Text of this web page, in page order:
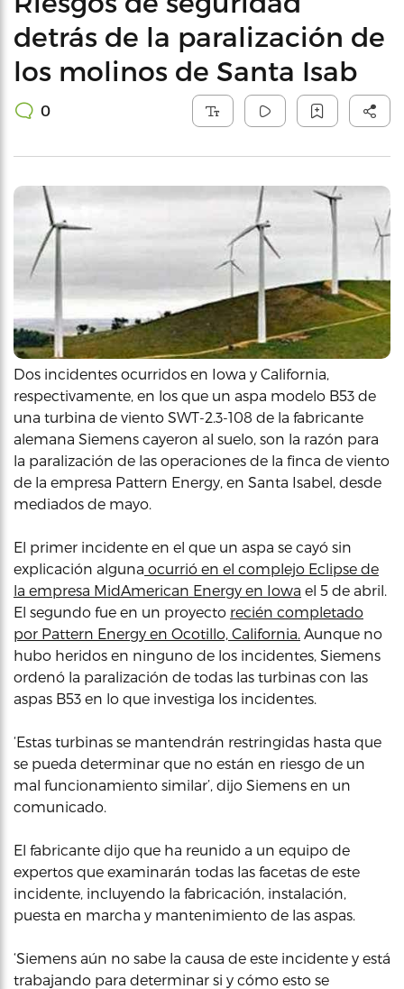
detrás de la paralización de
los molinos de Santa Isab
0
Dos incidentes ocurridos en Iowa y California,
respectivamente, en los que un aspa modelo B53 de
una turbina de viento SWT-2.3-108 de la fabricante
alemana Siemens cayeron al suelo, son la razón para
la paralización de las operaciones de la finca de viento
de la empresa Pattern Energy, en Santa Isabel, desde
mediados de mayo.
El primer incidente en el que un aspa se cayó sin
explicación alguna ocurrió en el complejo Eclipse de
la empresa MidAmerican Energy en Iowa el 5 de abril.
El segundo fue en un proyecto recién completado
por Pattern Energy en Ocotillo, California. Aunque no
hubo heridos en ninguno de los incidentes, Siemens
ordenó la paralización de todas las turbinas con las
aspas B53 en lo que investiga los incidentes.
‘Estas turbinas se mantendrán restringidas hasta que
se pueda determinar que no están en riesgo de un
mal funcionamiento similar’, dijo Siemens en un
comunicado.
El fabricante dijo que ha reunido a un equipo de
expertos que examinarán todas las facetas de este
incidente, incluyendo la fabricación, instalación,
puesta en marcha y mantenimiento de las aspas.
‘Siemens aún no sabe la causa de este incidente y está
trabajando para determinar si y cómo esto se